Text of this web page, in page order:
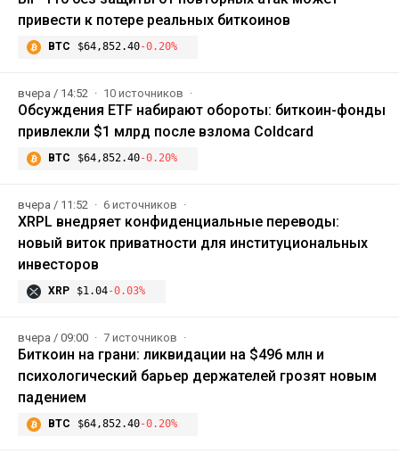
привести к потере реальных биткоинов
BTC $64,852.40-0.20%
вчера / 14:52 10 источников
Обсуждения ETF набирают обороты: биткоин-фонды
привлекли $1 млрд после взлома Coldcard
BTC $64,852.40-0.20%
вчера / 11:52 6 источников
XRPL внедряет конфиденциальные переводы:
новый виток приватности для институциональных
инвесторов
XRP $1.04-0.03%
вчера / 09:00 7 источников
Биткоин на грани: ликвидации на $496 млн и
психологический барьер держателей грозят новым
падением
BTC $64,852.40-0.20%